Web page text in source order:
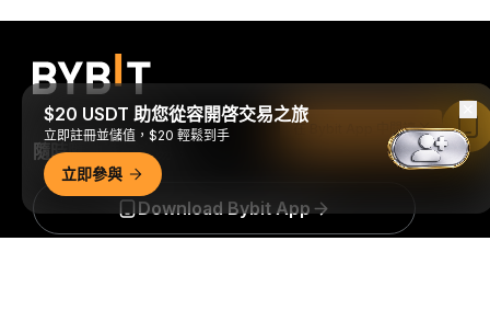
隨時隨地進行交易！
Download Bybit App
$20 USDT 助您從容開啓交易之旅
立即註冊並儲值，$20 輕鬆到手
立即參與
在 Bybit App 中閱讀